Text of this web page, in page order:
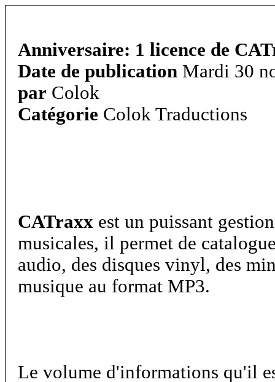
Anniversaire: 1 licence de
Date de publication Mardi 30
par Colok
Catégorie Colok Traductions
CATraxx est un puissant
musicales, il permet de
audio, des disques vinyl, des
musique au format MP3.
Le volume d'informations qu'il